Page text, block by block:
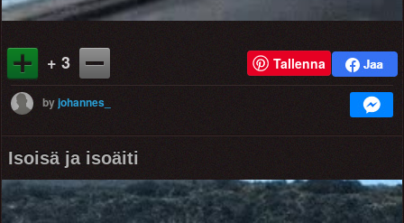
+ 3 Tallenna
byjohannes_
Isoisä ja isoäiti